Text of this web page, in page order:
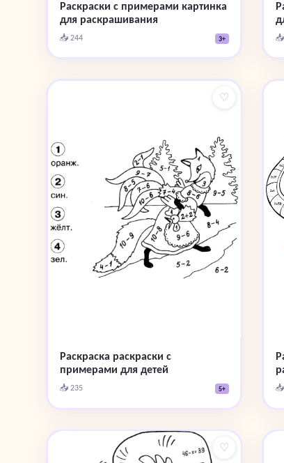
Раскраски с примерами картинка
для раскрашивания
📥 244 3+
♡
Раскраска раскраски с
примерами для детей
📥 235 5+
♡